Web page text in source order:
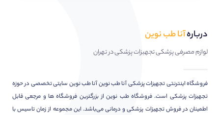
دربارهآنا طب نوین
لوازم مصرفی پزشکی تجهیزات پزشکی در تهران
فروشگاه اینترنتی تجهیزات پزشکی آنا طب نوین آنا طب نوین سایتی تخصصی در حوزه
تجهیزات پزشکی است. فروشگاه طب نوین از بزرگترین فروشگاه ها و مرجعی قابل
اطمینان در فروش تجهیزات پزشکی و درمانی می‌باشد. این مجموعه از زمان تاسیس با